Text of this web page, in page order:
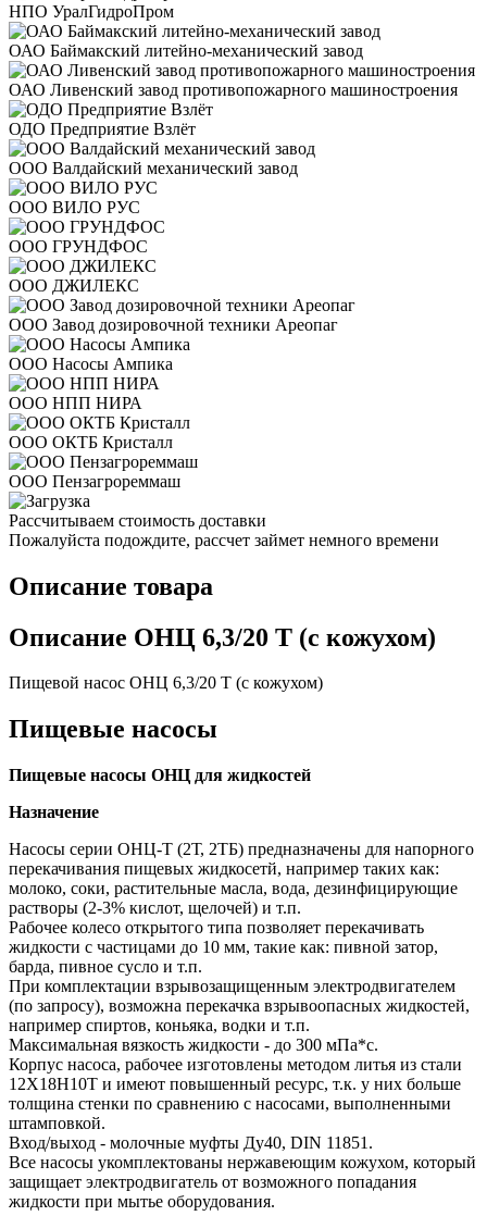
НПО УралГидроПром
ОАО Баймакский литейно-механический завод
ОАО Ливенский завод противопожарного машиностроения
ОДО Предприятие Взлёт
ООО Валдайский механический завод
ООО ВИЛО РУС
ООО ГРУНДФОС
ООО ДЖИЛЕКС
ООО Завод дозировочной техники Ареопаг
ООО Насосы Ампика
ООО НПП НИРА
ООО ОКТБ Кристалл
ООО Пензагрореммаш
Рассчитываем стоимость доставки
Пожалуйста подождите, рассчет займет немного времени
Описание товара
Описание ОНЦ 6,3/20 Т (с кожухом)
Пищевой насос ОНЦ 6,3/20 Т (с кожухом)
Пищевые насосы
Пищевые насосы ОНЦ для жидкостей
Назначение
Насосы серии ОНЦ-Т (2Т, 2ТБ) предназначены для напорного
перекачивания пищевых жидкосетй, например таких как:
молоко, соки, растительные масла, вода, дезинфицирующие
растворы (2-3% кислот, щелочей) и т.п.
Рабочее колесо открытого типа позволяет перекачивать
жидкости с частицами до 10 мм, такие как: пивной затор,
барда, пивное сусло и т.п.
При комплектации взрывозащищенным электродвигателем
(по запросу), возможна перекачка взрывоопасных жидкостей,
например спиртов, коньяка, водки и т.п.
Максимальная вязкость жидкости - до 300 мПа*с.
Корпус насоса, рабочее изготовлены методом литья из стали
12Х18Н10Т и имеют повышенный ресурс, т.к. у них больше
толщина стенки по сравнению с насосами, выполненными
штамповкой.
Вход/выход - молочные муфты Ду40, DIN 11851.
Все насосы укомплектованы нержавеющим кожухом, который
защищает электродвигатель от возможного попадания
жидкости при мытье оборудования.